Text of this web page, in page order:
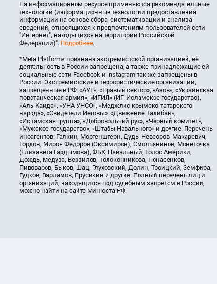
На информационном ресурсе применяются рекомендательные
технологии (информационные технологии предоставления
информации на основе сбора, систематизации и анализа
сведений, относящихся к предпочтениям пользователей сети
"Интернет", находящихся на территории Российской
Федерации)". Подробнее.
*Meta Platforms признана экстремистской организацией, её
деятельность в России запрещена, а также принадлежащие ей
социальные сети Facebook и Instagram так же запрещены в
России. Экстремистские и террористические организации,
запрещенные в РФ: «АУЕ», «Правый сектор», «Азов», «Украинская
повстанческая армия», «ИГИЛ» (ИГ, Исламское государство),
«Аль-Каида», «УНА-УНСО», «Меджлис крымско-татарского
народа», «Свидетели Иеговы», «Движение Талибан»,
«Исламская группа», «Добровольчий рух», «Чёрный комитет»,
«Мужское государство», «Штабы Навального» и другие. Перечень
иноагентов: Галкин, Моргенштерн, Дудь, Невзоров, Макаревич,
Гордон, Мирон Фёдоров (Оксимирон), Смольянинов, Монеточка
(Елизавета Гардымова), ФБК, Навальный, Голос Америки,
Дождь, Медуза, Верзилов, Толоконникова, Понасенков,
Пивоваров, Быков, Шац, Глуховский, Долин, Троицкий, Земфира,
Гудков, Варламов, Прусикин и другие. Полный перечень лиц и
организаций, находящихся под судебным запретом в России,
можно найти на сайте Минюста РФ.